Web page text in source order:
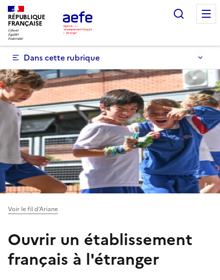
Aller
au
contenu
principal
RÉPUBLIQUE
FRANÇAISE
Dans cette rubrique
Voir le fil d’Ariane
Ouvrir un établissement
français à l'étranger